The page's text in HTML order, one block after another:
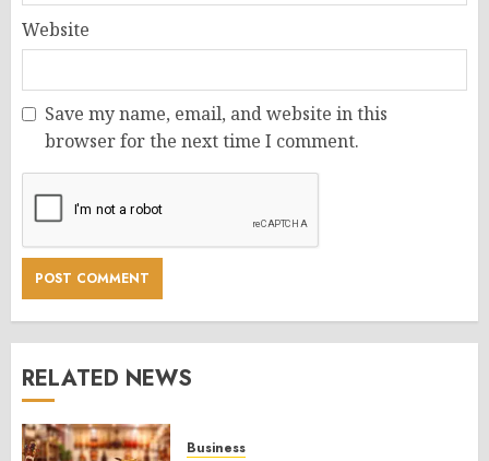
Website
Save my name, email, and website in this
browser for the next time I comment.
RELATED NEWS
Business